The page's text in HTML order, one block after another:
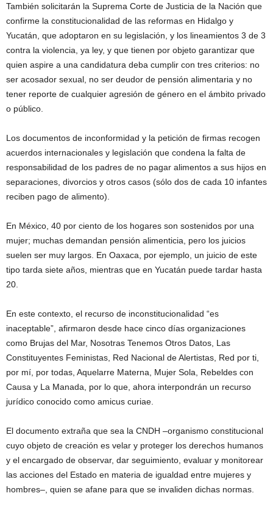
También solicitarán la Suprema Corte de Justicia de la Nación que
confirme la constitucionalidad de las reformas en Hidalgo y
Yucatán, que adoptaron en su legislación, y los lineamientos 3 de 3
contra la violencia, ya ley, y que tienen por objeto garantizar que
quien aspire a una candidatura deba cumplir con tres criterios: no
ser acosador sexual, no ser deudor de pensión alimentaria y no
tener reporte de cualquier agresión de género en el ámbito privado
o público.
Los documentos de inconformidad y la petición de firmas recogen
acuerdos internacionales y legislación que condena la falta de
responsabilidad de los padres de no pagar alimentos a sus hijos en
separaciones, divorcios y otros casos (sólo dos de cada 10 infantes
reciben pago de alimento).
En México, 40 por ciento de los hogares son sostenidos por una
mujer; muchas demandan pensión alimenticia, pero los juicios
suelen ser muy largos. En Oaxaca, por ejemplo, un juicio de este
tipo tarda siete años, mientras que en Yucatán puede tardar hasta
20.
En este contexto, el recurso de inconstitucionalidad “es
inaceptable”, afirmaron desde hace cinco días organizaciones
como Brujas del Mar, Nosotras Tenemos Otros Datos, Las
Constituyentes Feministas, Red Nacional de Alertistas, Red por ti,
por mí, por todas, Aquelarre Materna, Mujer Sola, Rebeldes con
Causa y La Manada, por lo que, ahora interpondrán un recurso
jurídico conocido como amicus curiae.
El documento extraña que sea la CNDH –organismo constitucional
cuyo objeto de creación es velar y proteger los derechos humanos
y el encargado de observar, dar seguimiento, evaluar y monitorear
las acciones del Estado en materia de igualdad entre mujeres y
hombres–, quien se afane para que se invaliden dichas normas.